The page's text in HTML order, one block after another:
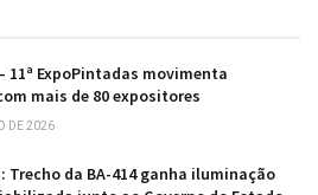
11ª ExpoPintadas movimenta
mais de 80 expositores
DE 2026
Trecho da BA-414 ganha iluminação